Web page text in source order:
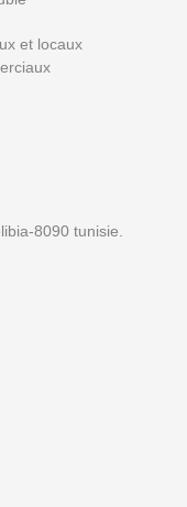
et locaux
8090 tunisie.